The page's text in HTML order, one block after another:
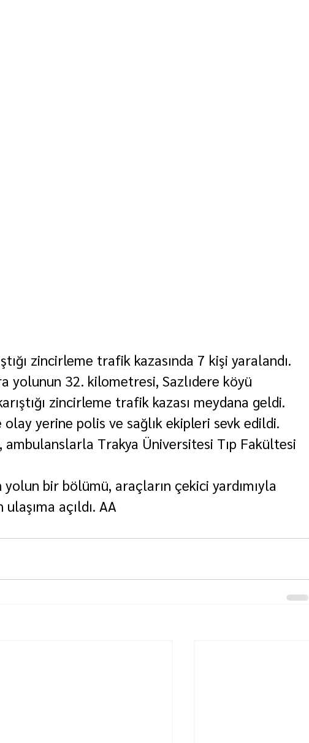
zincirleme trafik kazasında 7 kişi yaralandı.
yolunun 32. kilometresi, Sazlıdere köyü
zincirleme trafik kazası meydana geldi.
yerine polis ve sağlık ekipleri sevk edildi.
ambulanslarla Trakya Üniversitesi Tıp Fakültesi
yolun bir bölümü, araçların çekici yardımıyla
ulaşıma açıldı. AA